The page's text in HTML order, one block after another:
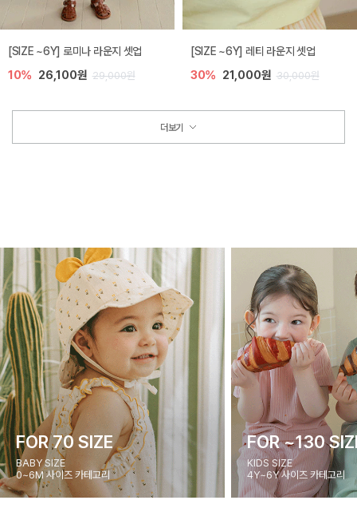
[SIZE ~6Y] 로미나 라운지 셋업
10% 26,100원 29,000원
[SIZE ~6Y] 레티 라운지 셋업
30% 21,000원 30,000원
더보기
FOR 70 SIZE
BABY SIZE
0~6M 사이즈 카테고리
FOR ~130
KIDS SIZE
4Y~6Y 사이즈 카테고리